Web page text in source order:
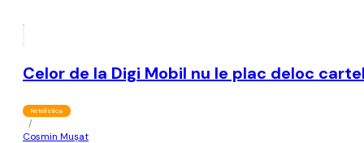
Celor de la Digi Mobil nu le plac deloc
Retelistica
/
Cosmin Mușat